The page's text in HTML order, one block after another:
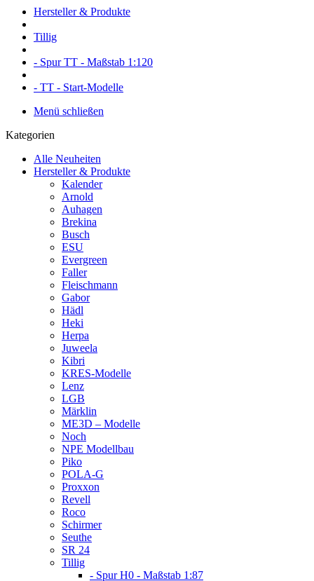
Hersteller & Produkte
Tillig
- Spur TT - Maßstab 1:120
- TT - Start-Modelle
Menü schließen
Kategorien
Alle Neuheiten
Hersteller & Produkte
Kalender
Arnold
Auhagen
Brekina
Busch
ESU
Evergreen
Faller
Fleischmann
Gabor
Hädl
Heki
Herpa
Juweela
Kibri
KRES-Modelle
Lenz
LGB
Märklin
ME3D – Modelle
Noch
NPE Modellbau
Piko
POLA-G
Proxxon
Revell
Roco
Schirmer
Seuthe
SR 24
Tillig
- Spur H0 - Maßstab 1:87